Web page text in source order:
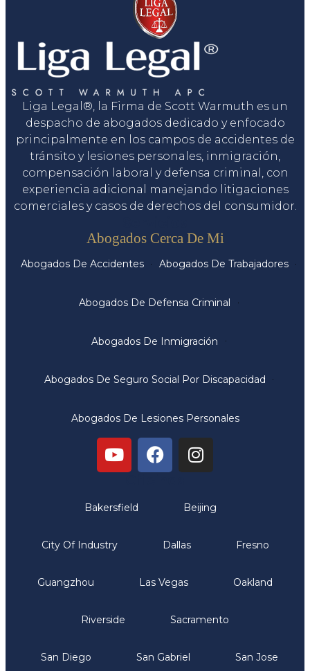
Liga Legal®, la Firma de Scott Warmuth es un
despacho de abogados dedicado y enfocado
principalmente en los campos de accidentes de
tránsito y lesiones personales, inmigración,
compensación laboral y defensa criminal, con
experiencia adicional manejando litigaciones
comerciales y casos de derechos del consumidor.
Abogados Cerca De Mi
Abogados De Accidentes Abogados De Trabajadores
Abogados De Defensa Criminal
Abogados De Inmigración
Abogados De Seguro Social Por Discapacidad
Abogados De Lesiones Personales
Bakersfield Beijing
City Of Industry Dallas Fresno
Guangzhou Las Vegas Oakland
Riverside Sacramento
San Diego San Gabriel San Jose